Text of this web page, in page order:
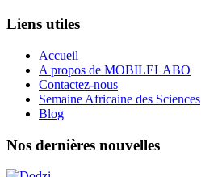
Liens utiles
Accueil
A propos de MOBILELABO
Contactez-nous
Semaine Africaine des Sciences
Blog
Nos dernières nouvelles